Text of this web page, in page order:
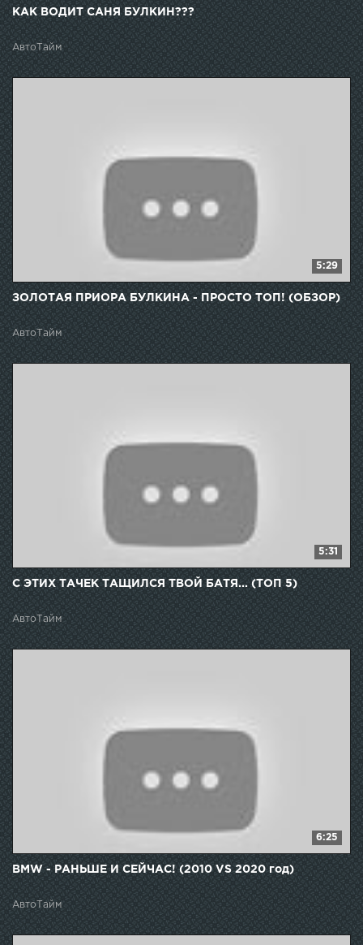
КАК ВОДИТ САНЯ БУЛКИН???
АвтоТайм
5:29
ЗОЛОТАЯ ПРИОРА БУЛКИНА - ПРОСТО ТОП! (ОБЗОР)
АвтоТайм
5:31
С ЭТИХ ТАЧЕК ТАЩИЛСЯ ТВОЙ БАТЯ... (ТОП 5)
АвтоТайм
6:25
BMW - РАНЬШЕ И СЕЙЧАС! (2010 VS 2020 год)
АвтоТайм